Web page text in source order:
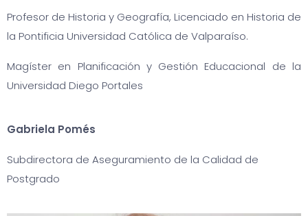
Profesor de Historia y Geografía, Licenciado en Historia de
la Pontificia Universidad Católica de Valparaíso.
Magíster en Planificación y Gestión Educacional de la
Universidad Diego Portales
Gabriela Pomés
Subdirectora de Aseguramiento de la Calidad de
Postgrado